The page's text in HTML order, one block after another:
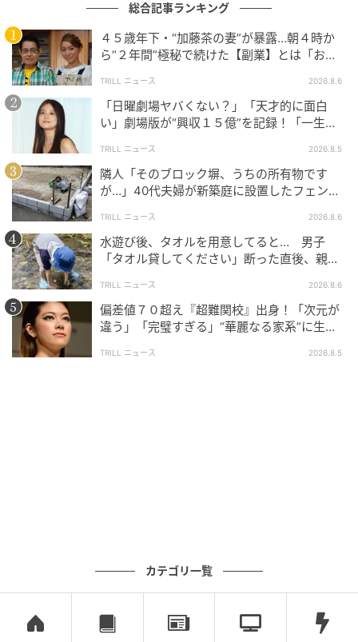
総合記事ランキング
４５歳年下・“加藤茶の妻”が暴露…朝４時か
ら“２年間”極秘で続けた【副業】とは「お金
TRILL ニュース 2026.8.6
「日曜劇場ヤバくない？」「天才的に面白
い」劇場版が“興収１５億”を記録！「一生言
TRILL ニュース 2026.8.5
隣人「そのブロック塀、うちの所有物です
が…」40代夫婦が新築庭に設置したフェン
TRILL ニュース 2026.8.6
水遊び後、タオルを用意してると… 男子
「タオル貸してください」断った直後、親が
TRILL ニュース 2026.8.6
偏差値７０超え『超難関校』出身！「次元が
違う」「完璧すぎる」“華麗なる家系”に生ま
TRILL ニュース 2026.8.5
カテゴリ一覧